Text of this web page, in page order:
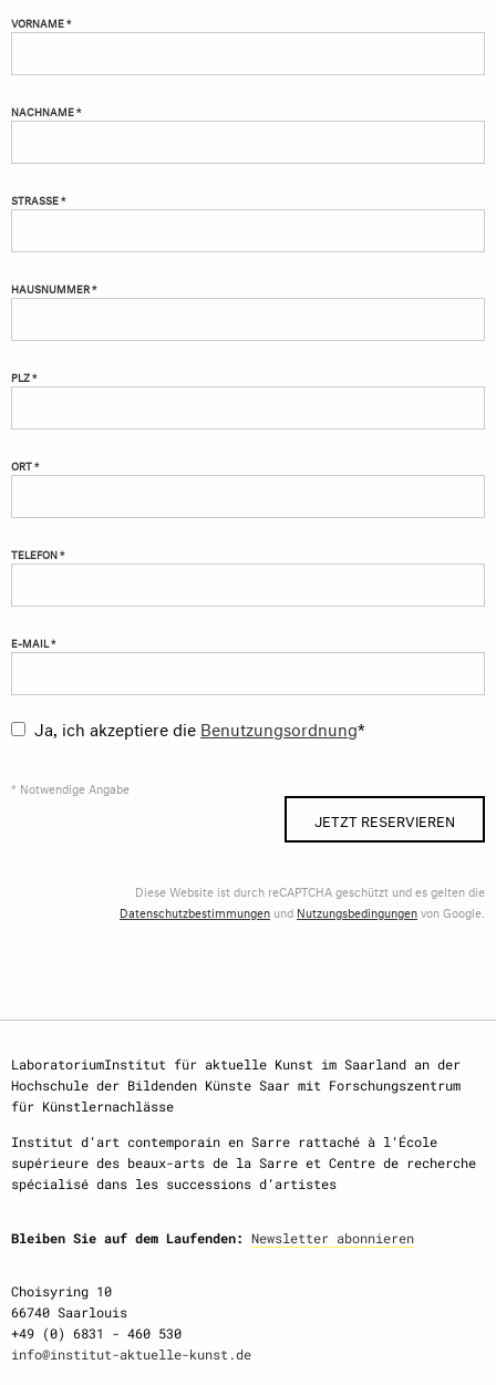
VORNAME *
NACHNAME *
STRASSE *
HAUSNUMMER *
PLZ *
ORT *
TELEFON *
E-MAIL *
Ja, ich akzeptiere die Benutzungsordnung*
* Notwendige Angabe
JETZT RESERVIEREN
Diese Website ist durch reCAPTCHA geschützt und es gelten die
Datenschutzbestimmungen und Nutzungsbedingungenvon Google.
LaboratoriumInstitut für aktuelle Kunst im Saarland an der
Hochschule der Bildenden Künste Saar mit Forschungszentrum
für Künstlernachlässe
Institut d‘art contemporain en Sarre rattaché à l‘École
supérieure des beaux-arts de la Sarre et Centre de recherche
spécialisé dans les successions d‘artistes
Bleiben Sie auf dem Laufenden: Newsletter abonnieren
Choisyring 10
66740 Saarlouis
+49 (0) 6831 - 460 530
info@institut-aktuelle-kunst.de